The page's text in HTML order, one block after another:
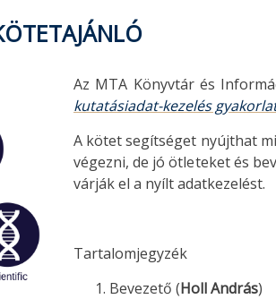
Az MTA Könyvtár és
kutatásiadat-kezelés
A kötet segítséget nyújthat
végezni, de jó ötleteket és
várják el a nyílt adatkezelést.
Tartalomjegyzék
Bevezető (Holl András)